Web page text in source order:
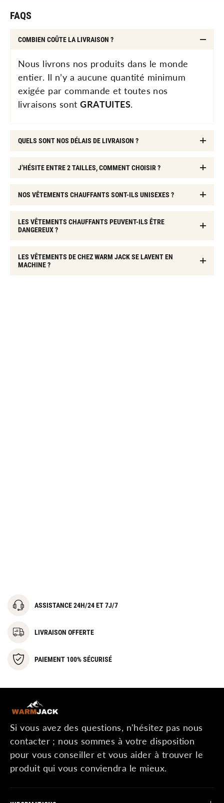
FAQS
COMBIEN COÛTE LA LIVRAISON ?
Nous livrons nos produits dans le monde
entier. Il n’y a aucune quantité minimum
exigée par commande et toutes nos
livraisons sontGRATUITES.
QUELS SONT NOS DÉLAIS DE LIVRAISON ?
J’HÉSITE ENTRE 2 TAILLES, COMMENT CHOISIR ?
NOS VÊTEMENTS CHAUFFANTS SONT-ILS UNISEXES ?
LES VÊTEMENTS CHAUFFANTS PEUVENT-ILS ÊTRE
DANGEREUX ?
LES VÊTEMENTS DE CHEZ WARM JACK SE LAVENT EN
MACHINE ?
ASSISTANCE 24H/24 ET 7J/7
LIVRAISON OFFERTE
PAIEMENT 100% SÉCURISÉ
Si vous avez des questions, n'hésitez pas nous
contacter ; nous sommes à votre disposition
pour vous conseiller et vous aider à trouver le
produit qui vous conviendra le mieux.